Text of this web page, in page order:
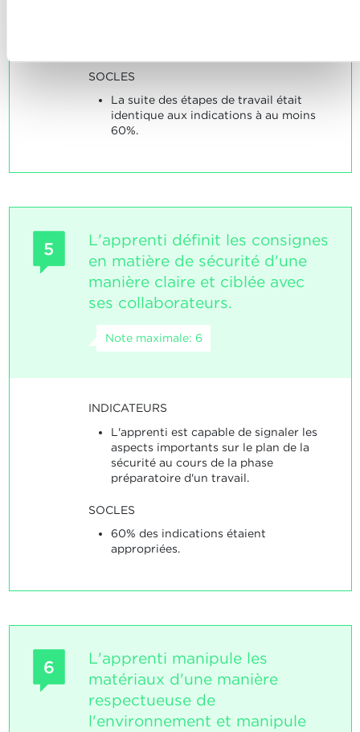
SOCLES
La suite des étapes de travail était
identique aux indications à au moins
60%.
5
L'apprenti définit les consignes
en matière de sécurité d'une
manière claire et ciblée avec
ses collaborateurs.
Note maximale: 6
INDICATEURS
L'apprenti est capable de signaler les
aspects importants sur le plan de la
sécurité au cours de la phase
préparatoire d'un travail.
SOCLES
60% des indications étaient
appropriées.
6
L'apprenti manipule les
matériaux d'une manière
respectueuse de
l'environnement et manipule